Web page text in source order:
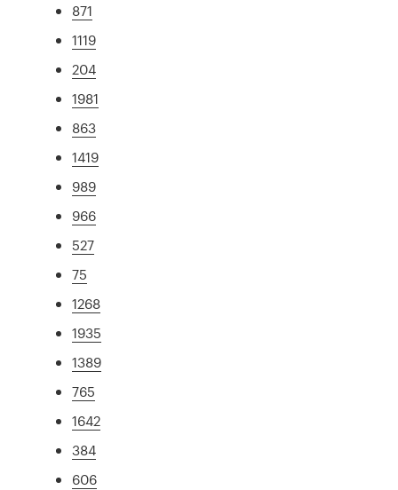
871
1119
204
1981
863
1419
989
966
527
75
1268
1935
1389
765
1642
384
606